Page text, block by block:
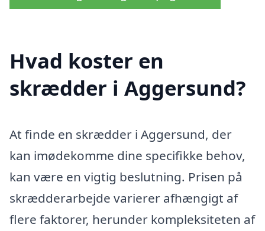
Hvad koster en
skrædder i Aggersund?
At finde en skrædder i Aggersund, der
kan imødekomme dine specifikke behov,
kan være en vigtig beslutning. Prisen på
skrædderarbejde varierer afhængigt af
flere faktorer, herunder kompleksiteten af